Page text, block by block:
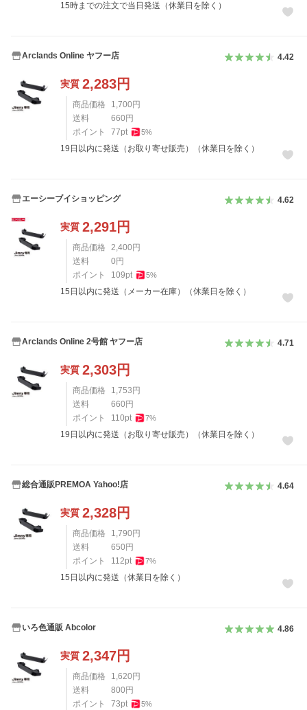
15時までの注文で当日発送（休業日を除く）
Arclands Online ヤフー店 4.42
実質 2,283円
商品価格 1,700 円
送料
660 円
ポイント
77pt 5%
19日以内に発送（お取り寄せ販売）（休業日を除く）
エーシーブイショッピング 4.62
実質 2,291円
商品価格 2,400 円
送料
0 円
ポイント
109pt 5%
15日以内に発送（メーカー在庫）（休業日を除く）
Arclands Online 2号館 ヤフー店 4.71
実質 2,303円
商品価格 1,753 円
送料
660 円
ポイント
110pt 7%
19日以内に発送（お取り寄せ販売）（休業日を除く）
総合通販PREMOA Yahoo!店 4.64
実質 2,328円
商品価格 1,790 円
送料
650 円
ポイント
112pt 7%
15日以内に発送（休業日を除く）
いろ色通販 Abcolor 4.86
実質 2,347円
商品価格 1,620 円
送料
800 円
ポイント
73pt 5%